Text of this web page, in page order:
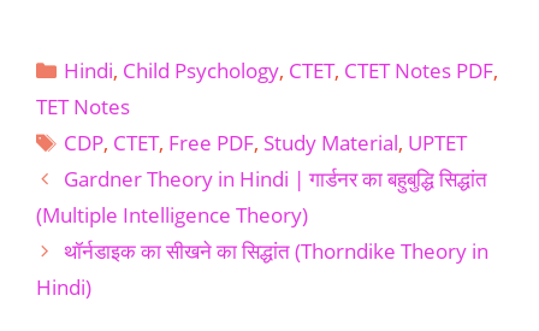
Categories
Hindi, Child Psychology, CTET, CTET Notes PDF,
TET Notes
Tags
CDP, CTET, Free PDF, Study Material, UPTET
Gardner Theory in Hindi | गार्डनर का बहुबुद्धि सिद्धांत
(Multiple Intelligence Theory)
थॉर्नडाइक का सीखने का सिद्धांत (Thorndike Theory in
Hindi)